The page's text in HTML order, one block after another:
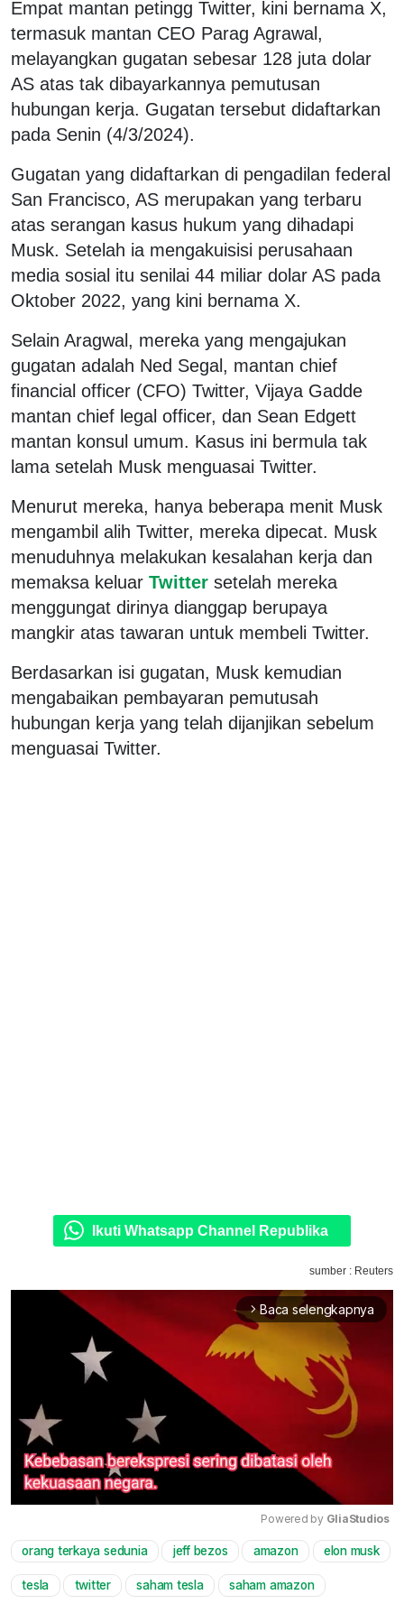
Empat mantan petingg Twitter, kini bernama X,
termasuk mantan CEO Parag Agrawal,
melayangkan gugatan sebesar 128 juta dolar
AS atas tak dibayarkannya pemutusan
hubungan kerja. Gugatan tersebut didaftarkan
pada Senin (4/3/2024).
Gugatan yang didaftarkan di pengadilan federal
San Francisco, AS merupakan yang terbaru
atas serangan kasus hukum yang dihadapi
Musk. Setelah ia mengakuisisi perusahaan
media sosial itu senilai 44 miliar dolar AS pada
Oktober 2022, yang kini bernama X.
Selain Aragwal, mereka yang mengajukan
gugatan adalah Ned Segal, mantan chief
financial officer (CFO) Twitter, Vijaya Gadde
mantan chief legal officer, dan Sean Edgett
mantan konsul umum. Kasus ini bermula tak
lama setelah Musk menguasai Twitter.
Menurut mereka, hanya beberapa menit Musk
mengambil alih Twitter, mereka dipecat. Musk
menuduhnya melakukan kesalahan kerja dan
memaksa keluar Twitter setelah mereka
menggungat dirinya dianggap berupaya
mangkir atas tawaran untuk membeli Twitter.
Berdasarkan isi gugatan, Musk kemudian
mengabaikan pembayaran pemutusah
hubungan kerja yang telah dijanjikan sebelum
menguasai Twitter.
Ikuti Whatsapp Channel Republika
sumber : Reuters
arrow_forward_ios Baca selengkapnya
Mute
Powered by GliaStudios
orang terkaya sedunia jeff bezos amazon elon musk
tesla twitter saham tesla saham amazon